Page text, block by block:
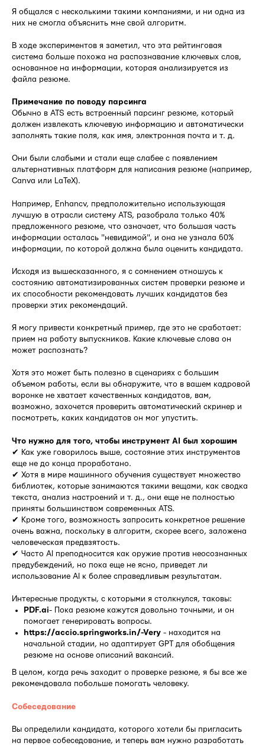
Я общался с несколькими такими компаниями, и ни одна из
них не смогла объяснить мне свой алгоритм.
В ходе экспериментов я заметил, что эта рейтинговая
система больше похожа на распознавание ключевых слов,
основанное на информации, которая анализируется из
файла резюме.
Примечание по поводу парсинга
Обычно в ATS есть встроенный парсинг резюме, который
должен извлекать ключевую информацию и автоматически
заполнять такие поля, как имя, электронная почта и т. д.
Они были слабыми и стали еще слабее с появлением
альтернативных платформ для написания резюме (например,
Canva или LaTeX).
Например, Enhancv, предположительно использующая
лучшую в отрасли систему ATS, разобрала только 40%
предложенного резюме, что означает, что большая часть
информации осталась "невидимой", и она не узнала 60%
информации, по которой должна была оценить кандидата.
Исходя из вышесказанного, я с сомнением отношусь к
состоянию автоматизированных систем проверки резюме и
их способности рекомендовать лучших кандидатов без
проверки этих рекомендаций.
Я могу привести конкретный пример, где это не сработает:
прием на работу выпускников. Какие ключевые слова он
может распознать?
Хотя это может быть полезно в сценариях с большим
объемом работы, если вы обнаружите, что в вашем кадровой
воронке не хватает качественных кандидатов, вам,
возможно, захочется проверить автоматический скринер и
посмотреть, каких кандидатов он мог упустить.
Что нужно для того, чтобы инструмент AI был хорошим
✔ Как уже говорилось выше, состояние этих инструментов
еще не до конца проработано.
✔ Хотя в мире машинного обучения существует множество
библиотек, которые занимаются такими вещами, как сводка
текста, анализ настроений и т. д., они еще не полностью
приняты большинством современных ATS.
✔ Кроме того, возможность запросить конкретное решение
очень важна, поскольку в алгоритм, скорее всего, заложена
человеческая предвзятость.
✔ Часто AI преподносится как оружие против неосознанных
предубеждений, но пока еще не ясно, приведет ли
использование AI к более справедливым результатам.
Интересные продукты, с которыми я столкнулся, таковы:
PDF.ai- Пока резюме кажутся довольно точными, и он
помогает генерировать вопросы.
https://accio.springworks.in/-Very - находится на
начальной стадии, но адаптирует GPT для обобщения
резюме на основе описаний вакансий.
В целом, когда речь заходит о проверке резюме, я бы все же
рекомендовала побольше помогать человеку.
Собеседование
Вы определили кандидата, которого хотели бы пригласить
на первое собеседование, и теперь вам нужно разработать